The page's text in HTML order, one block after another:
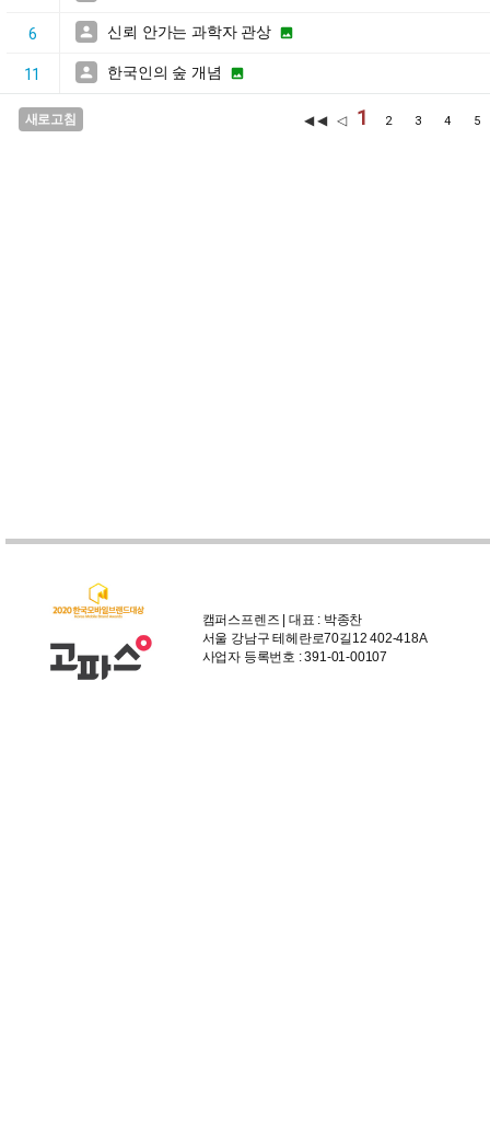
6  신뢰 안가는 과학자 관상 
11  한국인의 숲 개념 
새로고침 ◀◀ ◁ 1 2 3 4
캠퍼스프렌즈 | 대표 : 박종찬
서울 강남구 테헤란로70길12 402-418A
사업자 등록번호 : 391-01-00107